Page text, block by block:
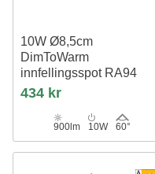
10W Ø8,5cm
DimToWarm
innfellingsspot RA94
Hull: Ø7,5 cm, Mål: Ø8,5 cm, Hvit
kant
434 kr
900lm 10W 60°